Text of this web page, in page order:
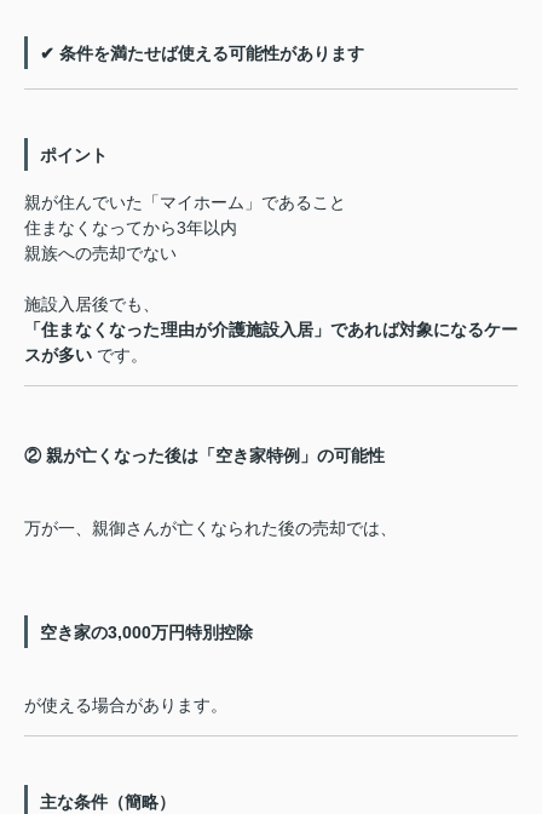
✔ 条件を満たせば使える可能性があります
ポイント
親が住んでいた「マイホーム」であること
住まなくなってから3年以内
親族への売却でない
施設入居後でも、
「住まなくなった理由が介護施設入居」であれば対象になるケー
スが多い です。
② 親が亡くなった後は「空き家特例」の可能性
万が一、親御さんが亡くなられた後の売却では、
空き家の3,000万円特別控除
が使える場合があります。
主な条件（簡略）